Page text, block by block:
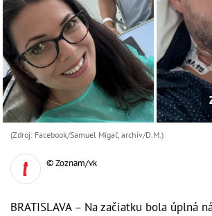
(Zdroj: Facebook/Samuel Migaľ, archív/D.M.)
© Zoznam/vk
BRATISLAVA – Na začiatku bola úplná